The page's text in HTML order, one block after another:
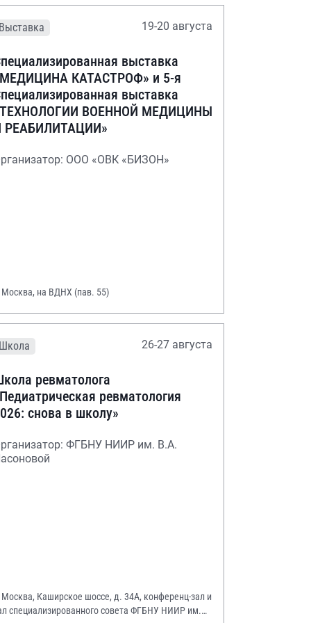
Выставка 19-20 августа
выставка
КАТАСТРОФ» и 5-я
выставка
ВОЕННОЙ МЕДИЦИНЫ
РЕАБИЛИТАЦИИ»
ООО «ОВК «БИЗОН»
Москва, на ВДНХ (пав. 55)
Школа 26-27 августа
ревматолога
ревматология
снова в школу»
ФГБНУ НИИР им. В.А.
Москва, Каширское шоссе, д. 34А, конференц-зал и
специализированного совета ФГБНУ НИИР им.